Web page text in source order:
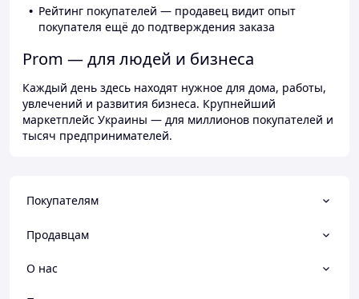
Рейтинг покупателей — продавец видит опыт
покупателя ещё до подтверждения заказа
Prom — для людей и бизнеса
Каждый день здесь находят нужное для дома, работы,
увлечений и развития бизнеса. Крупнейший
маркетплейс Украины — для миллионов покупателей и
тысяч предпринимателей.
Покупателям
Продавцам
О нас